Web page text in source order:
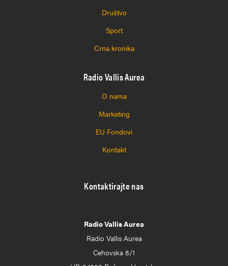
Društvo
Sport
Crna kronika
Radio Vallis Aurea
O nama
Marketing
EU Fondovi
Kontakt
Kontaktirajte nas
Radio Vallis Aurea
Radio Vallis Aurea
Cehovska 8/1